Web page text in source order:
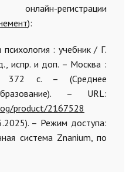
регистрации
):
психология : учебник / Г.
испр. и доп. – Москва :
с. – (Среднее
– URL:
product/2167528
– Режим доступа:
система Znanium, по